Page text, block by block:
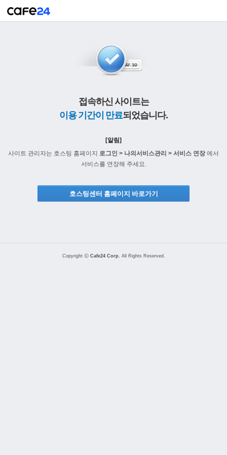
접속하신 사이트는
이용 기간이 만료되었습니다.
[알림]
사이트 관리자는 호스팅 홈페이지 로그인 > 나의서비스관리 > 서비스 연장에서
서비스를 연장해 주세요.
호스팅센터 홈페이지 바로가기
Copyright ⓒ Cafe24 Corp. All Rights Reserved.